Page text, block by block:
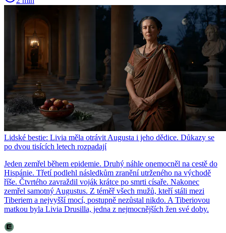
Lidské bestie: Livia měla otrávit Augusta i jeho dědice. Důkazy se
po dvou tisících letech rozpadají
Jeden zemřel během epidemie. Druhý náhle onemocněl na cestě do
Hispánie. Třetí podlehl následkům zranění utrženého na východě
říše. Čtvrtého zavraždil voják krátce po smrti císaře. Nakonec
zemřel samotný Augustus. Z téměř všech mužů, kteří stáli mezi
Tiberiem a nejvyšší mocí, postupně nezůstal nikdo. A Tiberiovou
matkou byla Livia Drusilla, jedna z nejmocnějších žen své doby.